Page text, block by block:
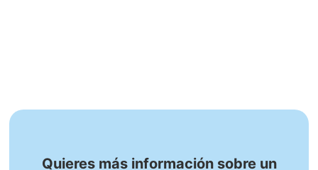
Quieres más información sobre un